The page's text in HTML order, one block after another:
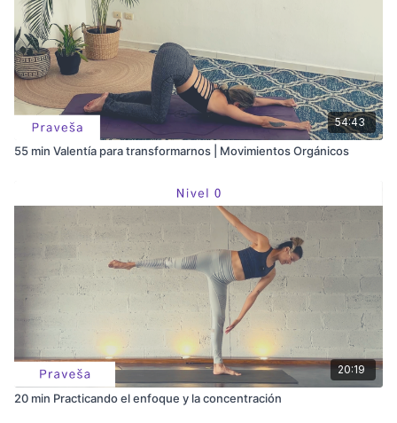
54:43
55 min Valentía para transformarnos | Movimientos Orgánicos
20:19
20 min Practicando el enfoque y la concentración